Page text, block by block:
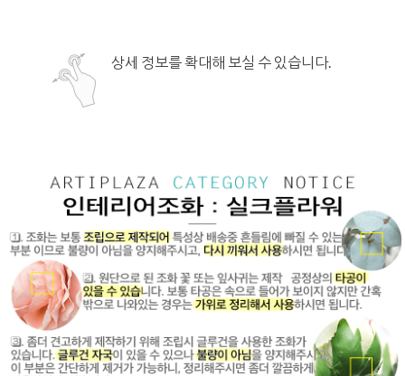
상세 정보를 확대해 보실 수 있습니다.